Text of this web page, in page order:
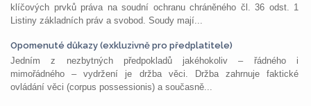
klíčových prvků práva na soudní ochranu chráněného čl. 36 odst. 1
Listiny základních práv a svobod. Soudy mají...
Opomenuté důkazy (exkluzivně pro předplatitele)
Jedním z nezbytných předpokladů jakéhokoliv – řádného i
mimořádného – vydržení je držba věci. Držba zahrnuje faktické
ovládání věci (corpus possessionis) a současně...